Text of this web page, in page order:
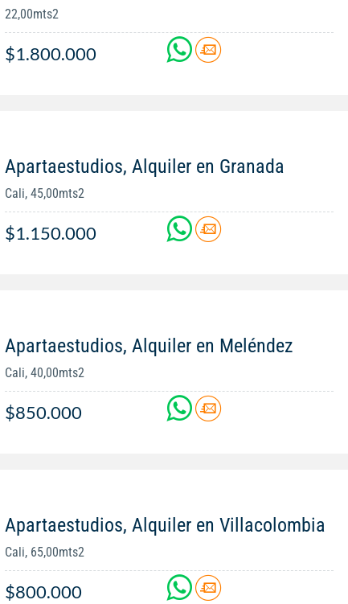
22,00mts2
$1.800.000
Apartaestudios, Alquiler en Granada
Cali, 45,00mts2
$1.150.000
Apartaestudios, Alquiler en Meléndez
Cali, 40,00mts2
$850.000
Apartaestudios, Alquiler en Villacolombia
Cali, 65,00mts2
$800.000